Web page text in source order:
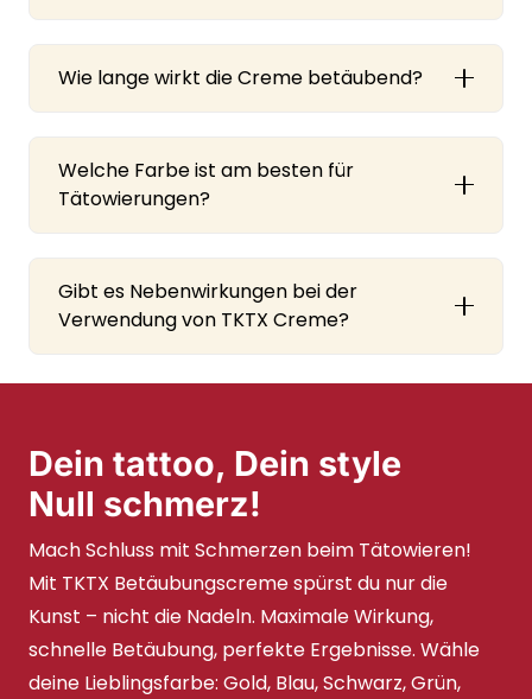
Wie lange wirkt die Creme betäubend?
Welche Farbe ist am besten für
Tätowierungen?
Gibt es Nebenwirkungen bei der
Verwendung von TKTX Creme?
Dein tattoo, Dein style
Null schmerz!
Mach Schluss mit Schmerzen beim Tätowieren!
Mit TKTX Betäubungscreme spürst du nur die
Kunst – nicht die Nadeln. Maximale Wirkung,
schnelle Betäubung, perfekte Ergebnisse. Wähle
deine Lieblingsfarbe: Gold, Blau, Schwarz, Grün,